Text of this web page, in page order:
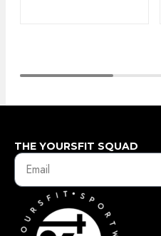
THE YOURSFIT SQUAD